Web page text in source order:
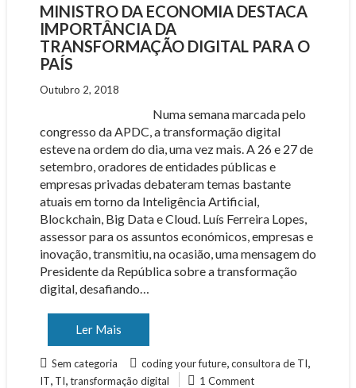
MINISTRO DA ECONOMIA DESTACA
IMPORTÂNCIA DA
TRANSFORMAÇÃO DIGITAL PARA O
PAÍS
Outubro 2, 2018
Numa semana marcada pelo
congresso da APDC, a transformação digital
esteve na ordem do dia, uma vez mais. A 26 e 27 de
setembro, oradores de entidades públicas e
empresas privadas debateram temas bastante
atuais em torno da Inteligência Artificial,
Blockchain, Big Data e Cloud. Luís Ferreira Lopes,
assessor para os assuntos económicos, empresas e
inovação, transmitiu, na ocasião, uma mensagem do
Presidente da República sobre a transformação
digital, desafiando…
Ler Mais
Sem categoria coding your future, consultora de TI
IT TI transformação digital 1 Comment